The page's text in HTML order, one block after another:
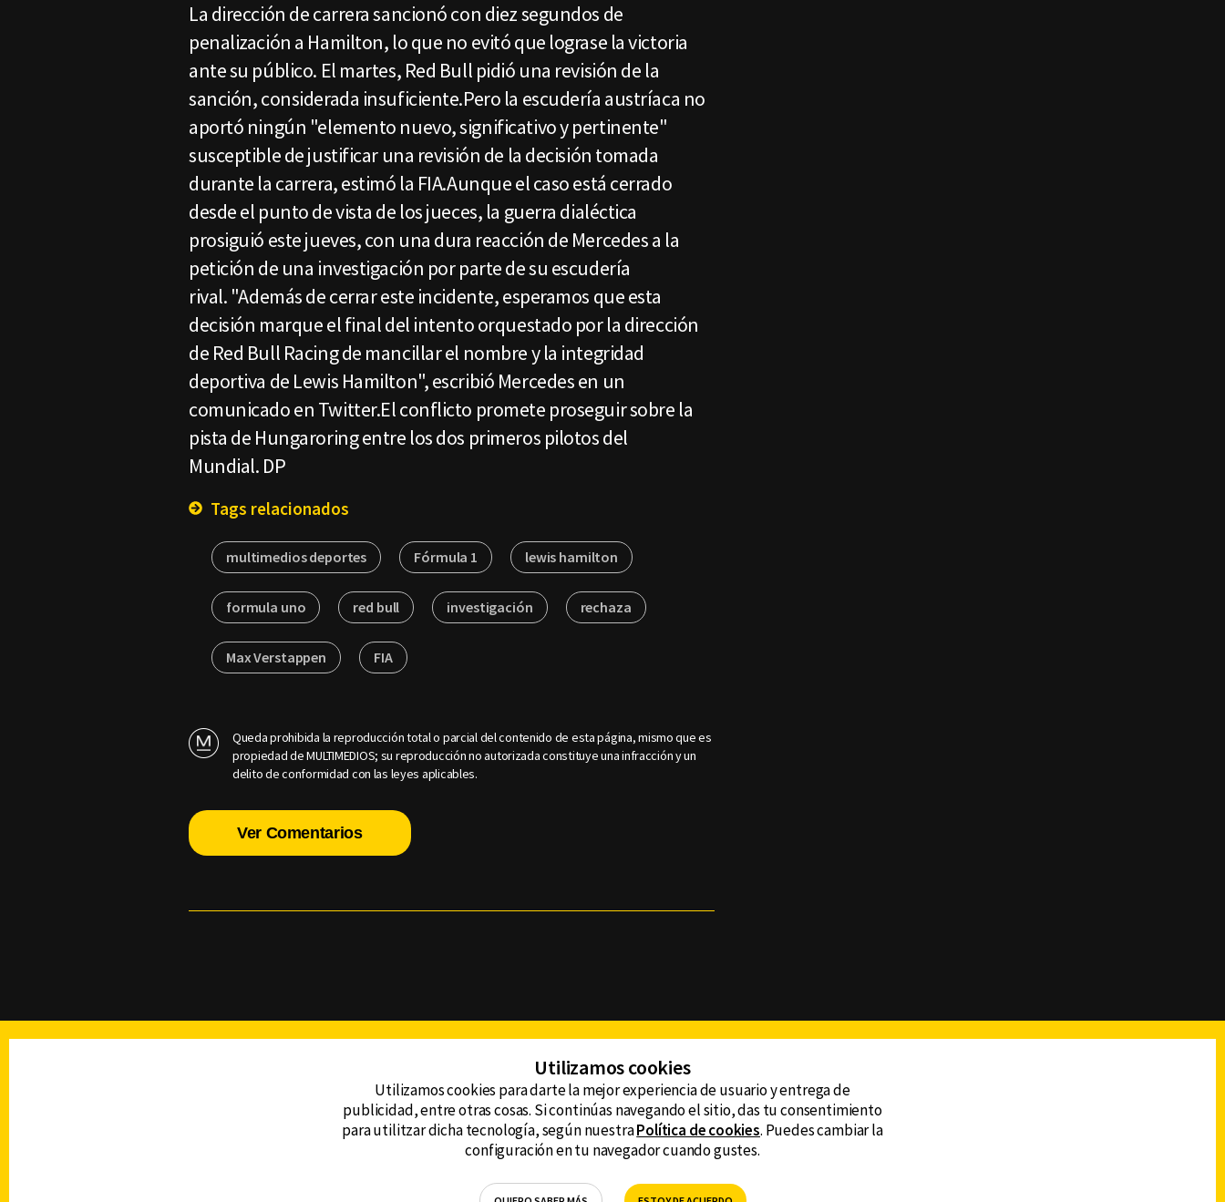
La dirección de carrera sancionó con diez segundos de
penalización a Hamilton, lo que no evitó que lograse la victoria
ante su público. El martes, Red Bull pidió una revisión de la
sanción, considerada insuficiente.Pero la escudería austríaca no
aportó ningún "elemento nuevo, significativo y pertinente"
susceptible de justificar una revisión de la decisión tomada
durante la carrera, estimó la FIA.Aunque el caso está cerrado
desde el punto de vista de los jueces, la guerra dialéctica
prosiguió este jueves, con una dura reacción de Mercedes a la
petición de una investigación por parte de su escudería
rival. "Además de cerrar este incidente, esperamos que esta
decisión marque el final del intento orquestado por la dirección
de Red Bull Racing de mancillar el nombre y la integridad
deportiva de Lewis Hamilton", escribió Mercedes en un
comunicado en Twitter.El conflicto promete proseguir sobre la
pista de Hungaroring entre los dos primeros pilotos del
Mundial. DP
Tags relacionados
multimedios deportes Fórmula 1 lewis hamilton
formula uno red bull investigación rechaza
Max Verstappen FIA
Queda prohibida la reproducción total o parcial del contenido de esta página, mismo que es
propiedad de MULTIMEDIOS; su reproducción no autorizada constituye una infracción y un
delito de conformidad con las leyes aplicables.
Ver Comentarios
DERECHOS RESERVADOS © CANAL 6 2026
Prohibida la reproducción total o parcial, incluyendo
CONTACTO
AVISO DE PRIVACIDAD
AVISO LEGAL
DEFENSORÍA DE LAS AUDIENCIAS
Utilizamos cookies
Utilizamos cookies para darte la mejor experiencia de usuario y entrega de
publicidad, entre otras cosas. Si continúas navegando el sitio, das tu consentimiento
para utilitzar dicha tecnología, según nuestraPolítica de cookies. Puedes cambiar la
configuración en tu navegador cuando gustes.